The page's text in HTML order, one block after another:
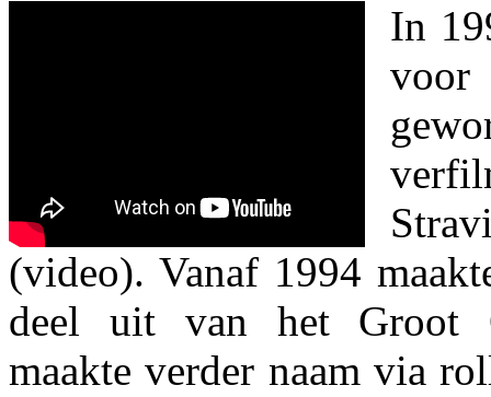
In
(video). Vanaf 1994
deel uit van het Groot
maakte verder naam via